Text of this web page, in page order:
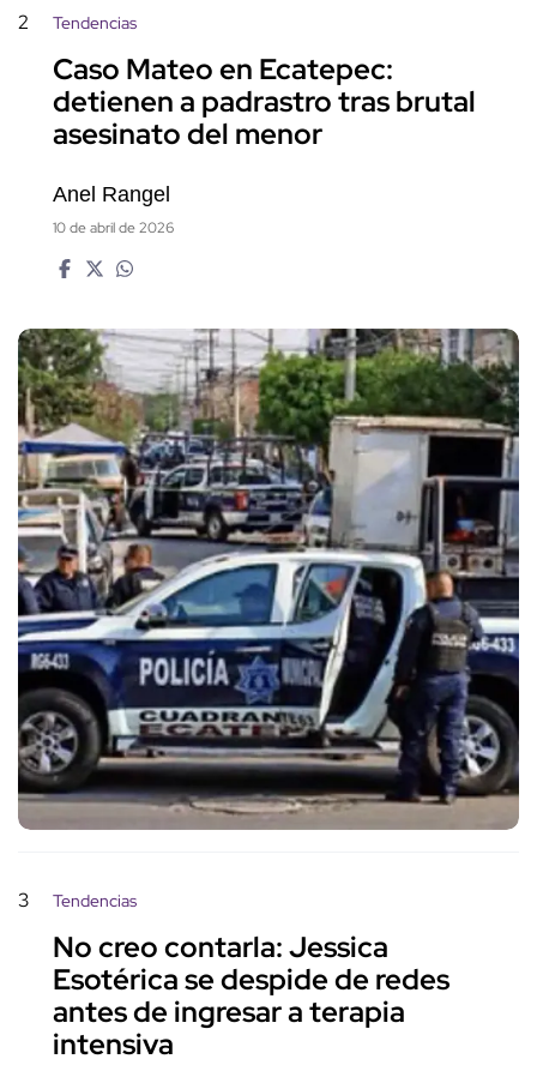
2 Tendencias
Caso Mateo en Ecatepec:
detienen a padrastro tras brutal
asesinato del menor
Anel Rangel
10 de abril de 2026
3 Tendencias
No creo contarla: Jessica
Esotérica se despide de redes
antes de ingresar a terapia
intensiva